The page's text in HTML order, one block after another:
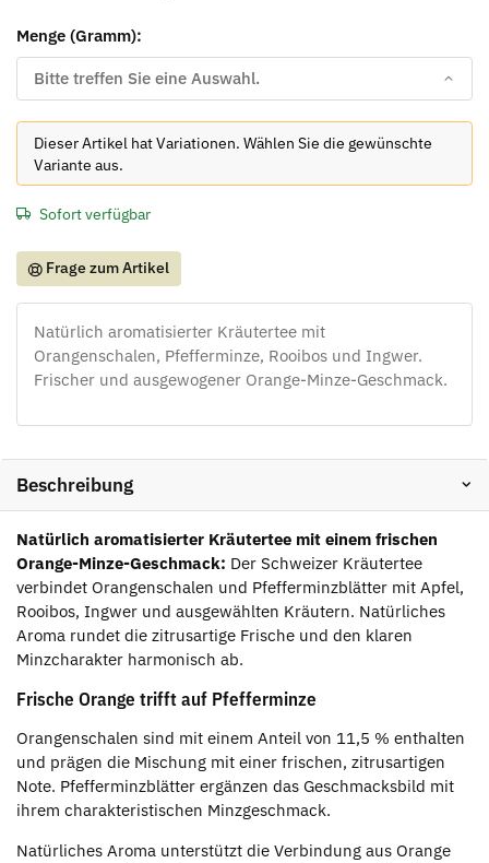
Menge (Gramm):
Bitte treffen Sie eine Auswahl.
x
Dieser Artikel hat Variationen. Wählen Sie die gewünschte
Variante aus.
Sofort verfügbar
Frage zum Artikel
Natürlich aromatisierter Kräutertee mit
Orangenschalen, Pfefferminze, Rooibos und Ingwer.
Frischer und ausgewogener Orange-Minze-Geschmack.
Beschreibung
Natürlich aromatisierter Kräutertee mit einem frischen
Orange-Minze-Geschmack: Der Schweizer Kräutertee
verbindet Orangenschalen und Pfefferminzblätter mit Apfel,
Rooibos, Ingwer und ausgewählten Kräutern. Natürliches
Aroma rundet die zitrusartige Frische und den klaren
Minzcharakter harmonisch ab.
Frische Orange trifft auf Pfefferminze
Orangenschalen sind mit einem Anteil von 11,5 % enthalten
und prägen die Mischung mit einer frischen, zitrusartigen
Note. Pfefferminzblätter ergänzen das Geschmacksbild mit
ihrem charakteristischen Minzgeschmack.
Natürliches Aroma unterstützt die Verbindung aus Orange